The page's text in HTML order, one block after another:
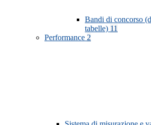
Bandi di concorso
tabelle) 11
Performance 2